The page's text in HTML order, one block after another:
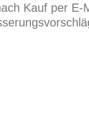
Kauf per E-